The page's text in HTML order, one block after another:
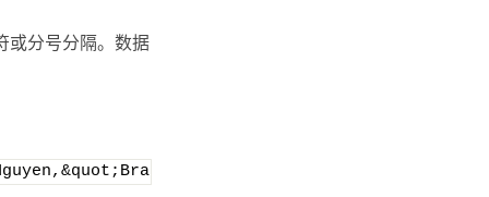
或分号分隔。数据
Nguyen,&quot;Brady, Hunt, and Baxter,